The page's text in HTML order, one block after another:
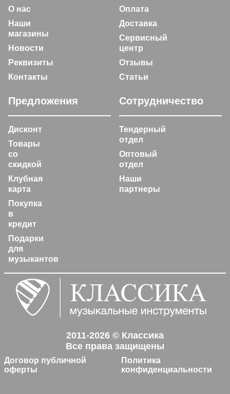
О нас
Наши
магазины
Новости
Реквизиты
Контакты
Оплата
Доставка
Сервисный
центр
Отзывы
Статьи
Предложения
Дисконт
Товары
со
скидкой
Клубная
карта
Покупка
в
кредит
Подарки
для
музыкантов
Сотрудничество
Тендерный
отдел
Оптовый
отдел
Наши
партнеры
2011-2026 © Классика
Все права защищены
Договор публичной
оферты
Политика
конфиденциальности